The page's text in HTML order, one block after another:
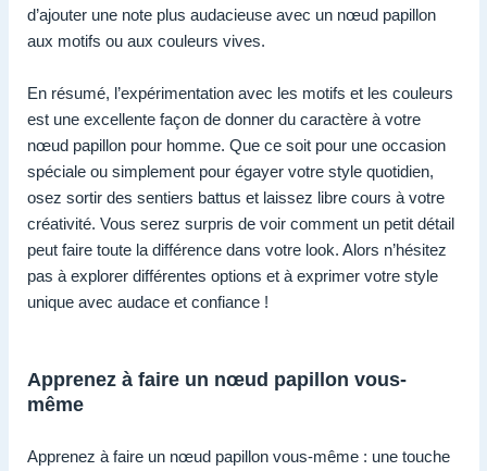
d’ajouter une note plus audacieuse avec un nœud papillon
aux motifs ou aux couleurs vives.
En résumé, l’expérimentation avec les motifs et les couleurs
est une excellente façon de donner du caractère à votre
nœud papillon pour homme. Que ce soit pour une occasion
spéciale ou simplement pour égayer votre style quotidien,
osez sortir des sentiers battus et laissez libre cours à votre
créativité. Vous serez surpris de voir comment un petit détail
peut faire toute la différence dans votre look. Alors n’hésitez
pas à explorer différentes options et à exprimer votre style
unique avec audace et confiance !
Apprenez à faire un nœud papillon vous-
même
Apprenez à faire un nœud papillon vous-même : une touche